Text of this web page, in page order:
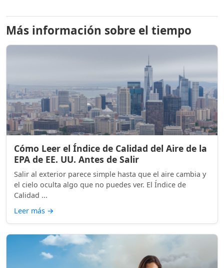
Más información sobre el tiempo
Cómo Leer el Índice de Calidad del Aire de la
EPA de EE. UU. Antes de Salir
Salir al exterior parece simple hasta que el aire cambia y
el cielo oculta algo que no puedes ver. El Índice de
Calidad ...
Leer más →